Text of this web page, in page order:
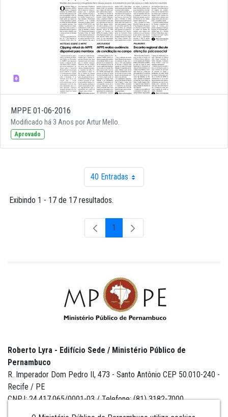
MPPE 01-06-2016
Modificado há 3 Anos por Artur Mello.
Aprovado
40 EntradasPor página
Exibindo 1 - 17 de 17 resultados.
Página
1
Roberto Lyra - Edifício Sede / Ministério Público de
Pernambuco
R. Imperador Dom Pedro II, 473 - Santo Antônio CEP 50.010-240 -
Recife / PE
CNPJ: 24.417.065/0001-03 / Telefone: (81) 3182-7000